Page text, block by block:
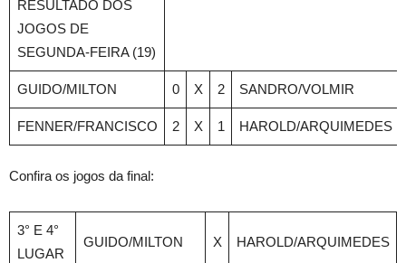
RESULTADO DOS
JOGOS DE
SEGUNDA-FEIRA (19)
GUIDO/MILTON 0 X 2 SANDRO/VOLMIR
FENNER/FRANCISCO 2 X 1 HAROLD/ARQUIMEDES
Confira os jogos da final:
3° E 4°
LUGAR
GUIDO/MILTON X HAROLD/ARQUIMEDES